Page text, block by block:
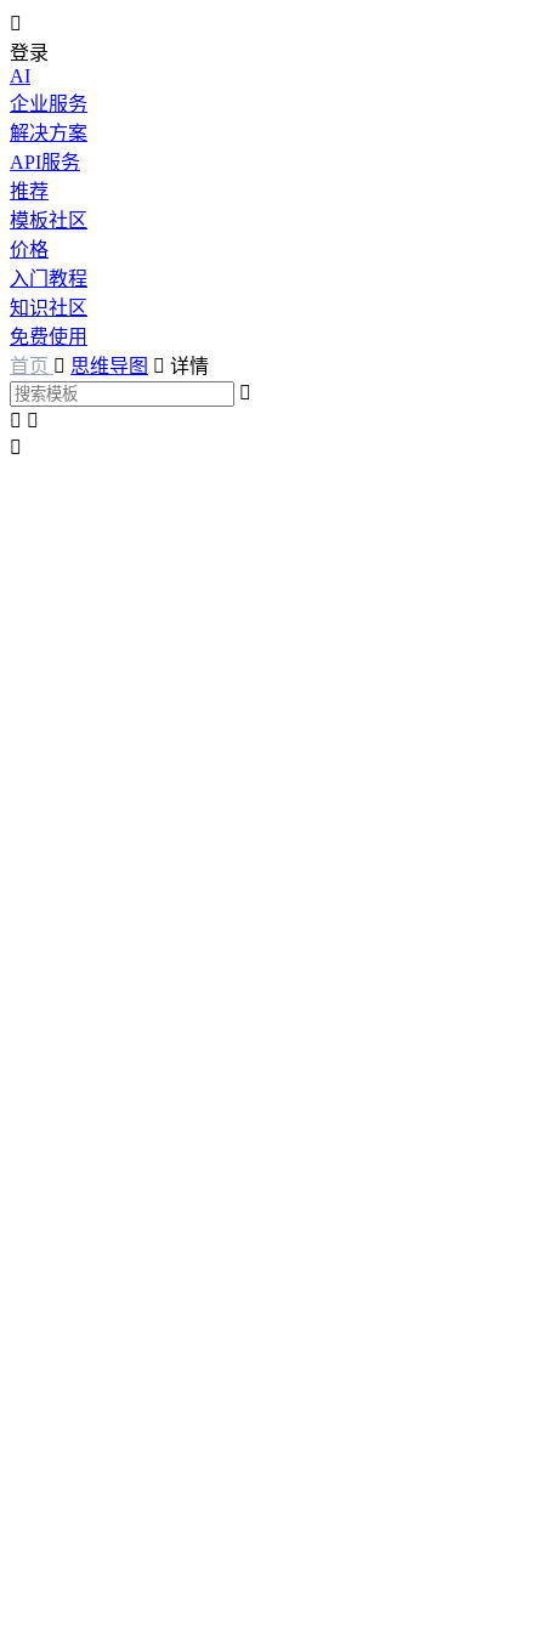

登录
AI
企业服务
解决方案
API服务
推荐
模板社区
价格
入门教程
知识社区
免费使用
首页  思维导图  详情

 
